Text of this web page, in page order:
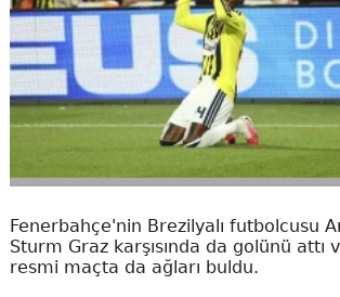
Fenerbahçe'nin Brezilyalı futbolcusu
Sturm Graz karşısında da golünü attı
resmi maçta da ağları buldu.